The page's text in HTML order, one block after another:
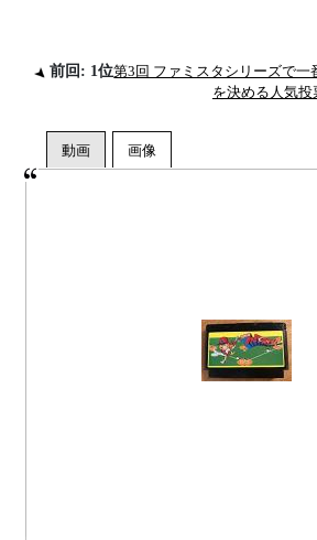
前回: 1位第3回 ファミスタシリーズで一
を決める人気投